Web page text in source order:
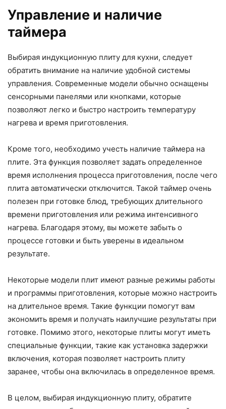
Управление и наличие
таймера
Выбирая индукционную плиту для кухни, следует
обратить внимание на наличие удобной системы
управления. Современные модели обычно оснащены
сенсорными панелями или кнопками, которые
позволяют легко и быстро настроить температуру
нагрева и время приготовления.
Кроме того, необходимо учесть наличие таймера на
плите. Эта функция позволяет задать определенное
время исполнения процесса приготовления, после чего
плита автоматически отключится. Такой таймер очень
полезен при готовке блюд, требующих длительного
времени приготовления или режима интенсивного
нагрева. Благодаря этому, вы можете забыть о
процессе готовки и быть уверены в идеальном
результате.
Некоторые модели плит имеют разные режимы работы
и программы приготовления, которые можно настроить
на длительное время. Такие функции помогут вам
экономить время и получать наилучшие результаты при
готовке. Помимо этого, некоторые плиты могут иметь
специальные функции, такие как установка задержки
включения, которая позволяет настроить плиту
заранее, чтобы она включилась в определенное время.
В целом, выбирая индукционную плиту, обратите